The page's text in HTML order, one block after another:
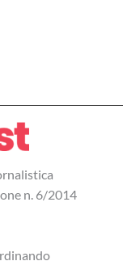
n. 6/2014